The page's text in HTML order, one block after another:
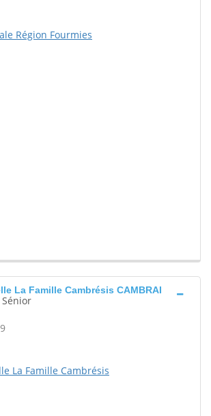
Région Fourmies
La Famille Cambrésis CAMBRAI
La Famille Cambrésis